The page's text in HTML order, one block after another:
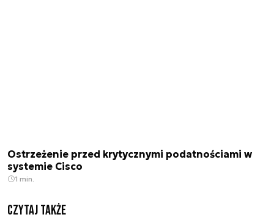
Ostrzeżenie przed krytycznymi podatnościami w
systemie Cisco
1 min.
Czytaj także